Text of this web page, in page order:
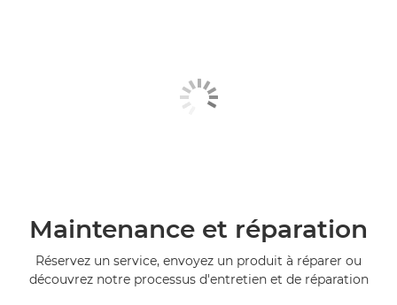
Maintenance et réparation
Réservez un service, envoyez un produit à réparer ou
découvrez notre processus d'entretien et de réparation